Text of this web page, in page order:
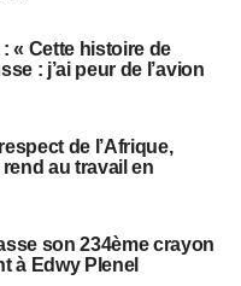
« Cette histoire de
: j’ai peur de l’avion
de l’Afrique,
au travail en
son 234ème crayon
à Edwy Plenel